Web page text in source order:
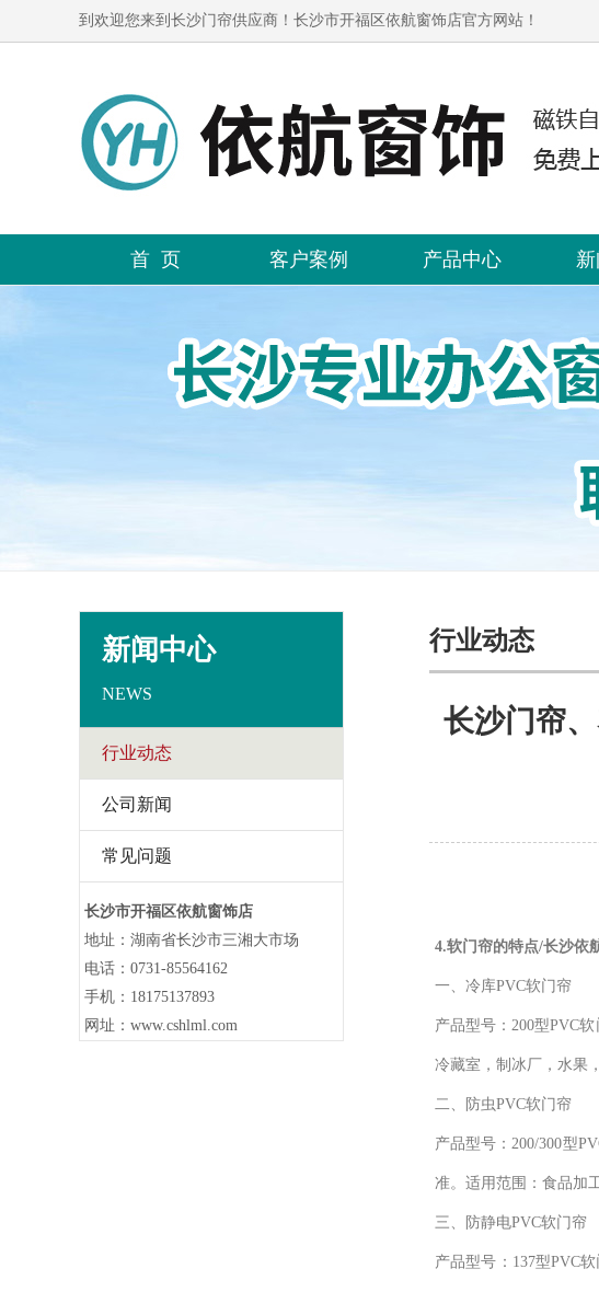
到欢迎您来到长沙门帘供应商！长沙市开福区依航窗饰店官方网站！
首 页 客户案例 产品中心
新闻中心
NEWS
行业动态
公司新闻
常见问题
长沙市开福区依航窗饰店
地址：湖南省长沙市三湘大市场
电话：0731-85564162
手机：18175137893
网址：www.cshlml.com
行业动态
长沙门帘
4.软门帘的特点/长沙依
一、冷库PVC软门帘
产品型号：200型PVC
冷藏室，制冰厂，水果
二、防虫PVC软门帘
产品型号：200/300型
准。适用范围：食品加
三、防静电PVC软门帘
产品型号：137型PVC